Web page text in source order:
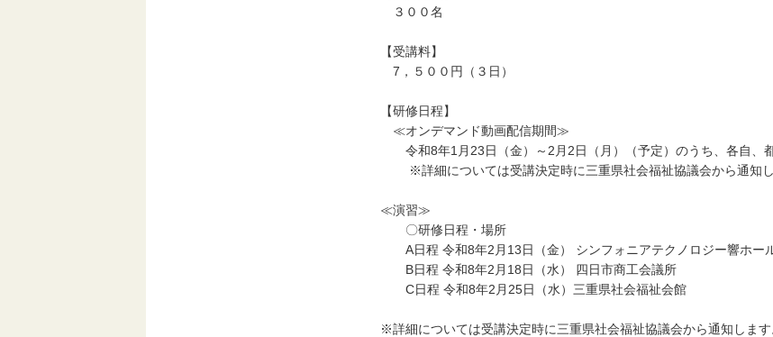
３００名
【受講料】
7，５００円（３日）
【研修日程】
≪オンデマンド動画配信期間≫
令和8年1月23日（金）～2月2日（月）（予定）のうち、各自、都
※詳細については受講決定時に三重県社会福祉協議会から通知し
≪演習≫
〇研修日程・場所
A日程 令和8年2月13日（金） シンフォニアテクノロジー響ホー
B日程 令和8年2月18日（水） 四日市商工会議所
C日程 令和8年2月25日（水）三重県社会福祉会館
※詳細については受講決定時に三重県社会福祉協議会から通知します